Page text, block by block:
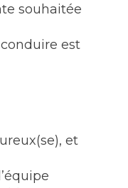
souhaitée
est
et